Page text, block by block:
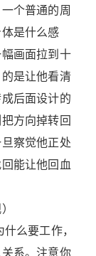
个普通的周
是什么感
画面拉到十
是让他看清
后面设计的
方向掉转回
察觉他正处
能让他回血
么要工作，
系。注意你